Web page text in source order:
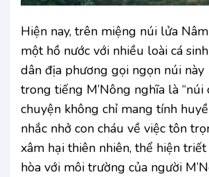
Hiện nay, trên miệng núi lửa
một hồ nước với nhiều loài cá
dân địa phương gọi ngọn núi này
trong tiếng M’Nông nghĩa là “núi
chuyện không chỉ mang tính
nhắc nhở con cháu về việc tôn
xâm hại thiên nhiên, thể hiện
hòa với môi trường của người